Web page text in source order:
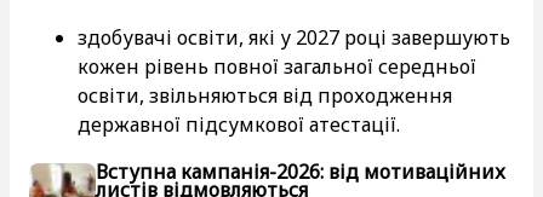
здобувачі освіти, які у 2027 році завершують
кожен рівень повної загальної середньої
освіти, звільняються від проходження
державної підсумкової атестації.
Вступна кампанія-2026: від мотиваційних
листів відмовляються